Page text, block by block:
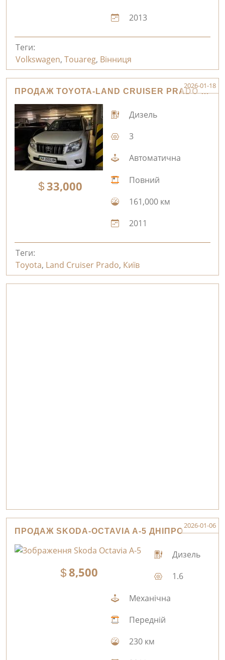
2013
Теги:
Volkswagen, Touareg, Вінниця
ПРОДАЖ TOYOTA-LAND CRUISER PRADO КИЇВ
2026-01-18
33,000
Дизель
3
Автоматична
Повний
161,000 км
2011
Теги:
Toyota, Land Cruiser Prado, Київ
ПРОДАЖ SKODA-OCTAVIA A-5 ДНІПРО
2026-01-06
8,500
Дизель
1.6
Механічна
Передній
230 км